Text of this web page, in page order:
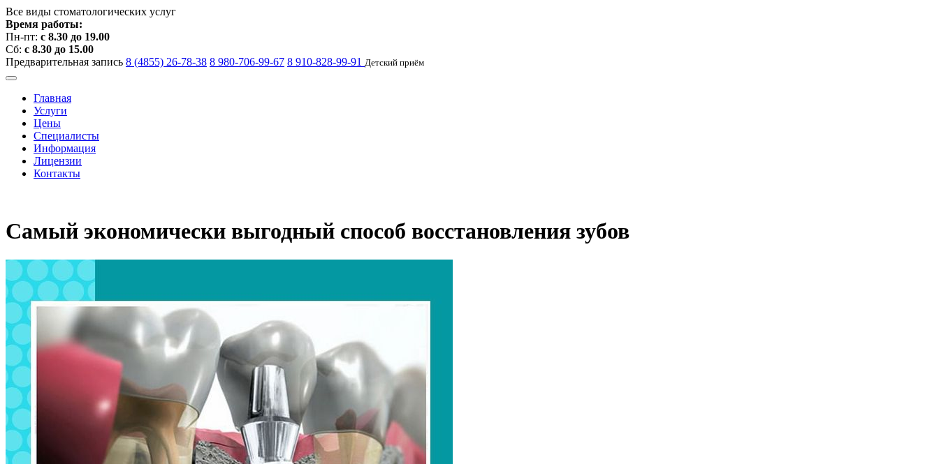
Все виды стоматологических услуг
Время работы:
Пн-пт: с 8.30 до 19.00
Сб: с 8.30 до 15.00
Предварительная запись 8 (4855) 26-78-38 8 980-706-99-67 8 910-828-99-91 Детский приём
Главная
Услуги
Цены
Специалисты
Информация
Лицензии
Контакты
Самый экономически выгодный способ восстановления зубов